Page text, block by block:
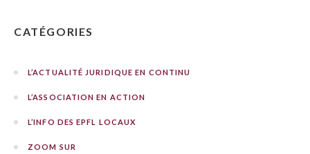
CATÉGORIES
L’ACTUALITÉ JURIDIQUE EN CONTINU
L’ASSOCIATION EN ACTION
L’INFO DES EPFL LOCAUX
ZOOM SUR